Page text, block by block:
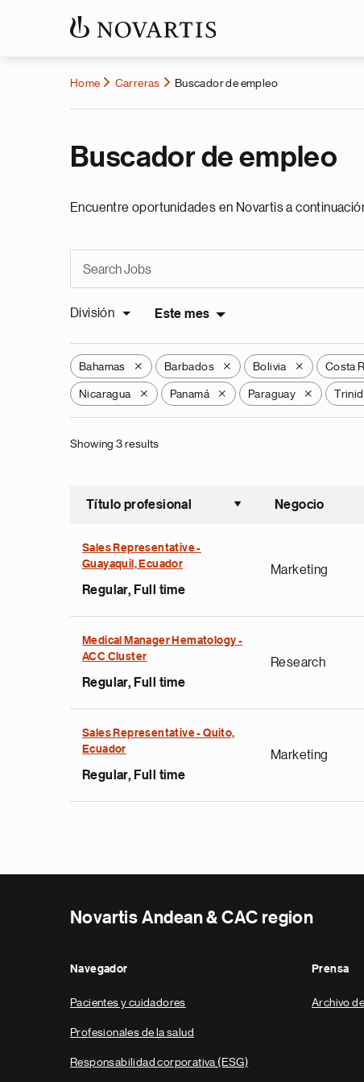
Home Carreras Buscador de empleo
Buscador de empleo
Encuentre oportunidades en Novartis a
División Este mes
Bahamas X Barbados X Bolivia X Costa
Nicaragua X Panamá X Paraguay X
Showing 3 results
Título profesional
Ordenar
Negocio
Sales Representative -
Guayaquil, Ecuador
Regular, Full time
Marketing
Medical Manager Hematology -
ACC Cluster
Regular, Full time
Research
Sales Representative - Quito,
Ecuador
Regular, Full time
Marketing
Novartis Andean & CAC region
Navegador
Pacientes y cuidadores
Profesionales de la salud
Responsabilidad corporativa (ESG)
Prensa
Archivo